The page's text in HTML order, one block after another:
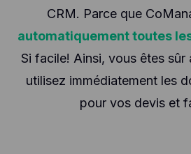
CRM. Parce que
automatiquement toutes
Si facile! Ainsi, vous êtes sûr
utilisez immédiatement les
pour vos devis et